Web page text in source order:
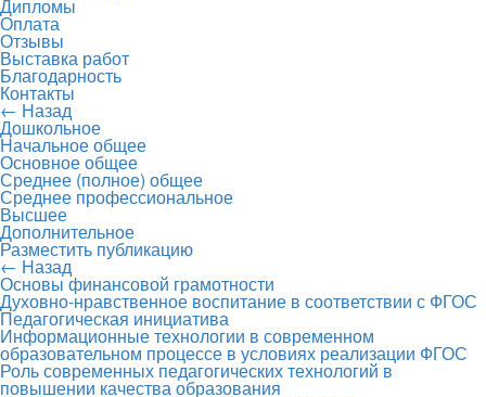
Дипломы
Оплата
Отзывы
Выставка работ
Благодарность
Контакты
← Назад
Дошкольное
Начальное общее
Основное общее
Среднее (полное) общее
Среднее профессиональное
Высшее
Дополнительное
Разместить публикацию
← Назад
Основы финансовой грамотности
Духовно-нравственное воспитание в соответствии с ФГОС
Педагогическая инициатива
Информационные технологии в современном
образовательном процессе в условиях реализации ФГОС
Роль современных педагогических технологий в
повышении качества образования